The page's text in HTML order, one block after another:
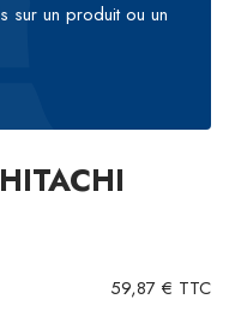
sur un produit ou un
59,87 € TTC